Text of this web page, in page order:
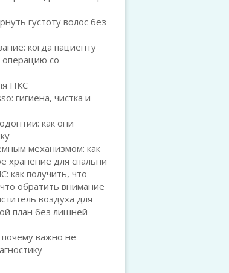
густоту волос без
когда пациенту
со
ПКС
гигиена, чистка и
как они
механизмом: как
хранение для спальни
как получить, что
обратить внимание
воздуха для
план без лишней
почему важно не